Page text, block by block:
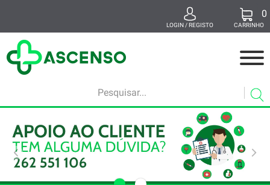
LOGIN / REGISTO CARRINHO
0
MEDICAMENTOS
BELEZA
SAÚDE E BEM-ESTAR
VETERINÁRIA